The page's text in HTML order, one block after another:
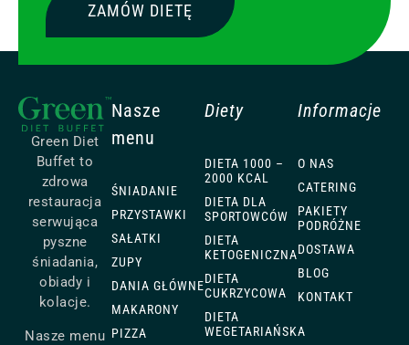
ZAMÓW DIETĘ
Green Diet
Buffet to
zdrowa
restauracja
serwująca
pyszne
śniadania,
obiady i
kolacje.
Nasze menu
Nasze
menu
ŚNIADANIE
PRZYSTAWKI
SAŁATKI
ZUPY
DANIA GŁÓWNE
MAKARONY
PIZZA
Diety
DIETA 1000 –
2000 KCAL
DIETA DLA
SPORTOWCÓW
DIETA
KETOGENICZNA
DIETA
CUKRZYCOWA
DIETA
WEGETARIAŃSKA
Informacje
O NAS
CATERING
PAKIETY
PODRÓŻNE
DOSTAWA
BLOG
KONTAKT